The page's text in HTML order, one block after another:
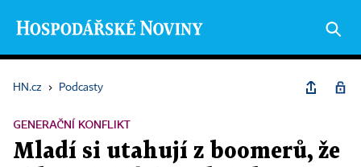
HN.cz › Podcasty
GENERAČNÍ KONFLIKT
Mladí si utahují z boomerů, že